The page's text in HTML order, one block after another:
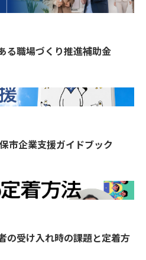
る職場づくり推進補助金
市企業支援ガイドブック
の受け入れ時の課題と定着方